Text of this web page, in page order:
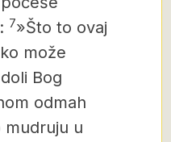
7»Što to ovaj
može
Bog
odmah
mudruju u